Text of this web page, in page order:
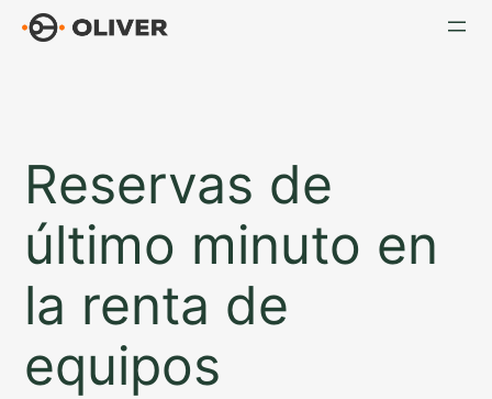
Saltar
Reservas de
último minuto en
la renta de
equipos